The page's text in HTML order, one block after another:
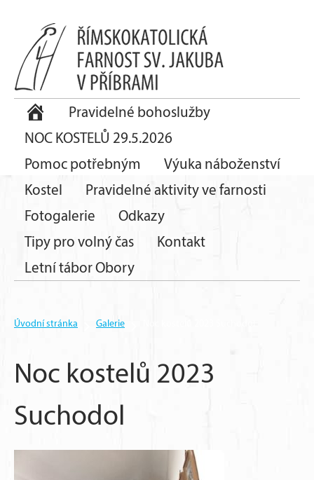
Pravidelné bohoslužby
NOC KOSTELŮ 29.5.2026
Pomoc potřebným
Výuka náboženství
Kostel
Pravidelné aktivity ve farnosti
Fotogalerie
Odkazy
Tipy pro volný čas
Kontakt
Letní tábor Obory
Úvodní stránka Galerie
Noc kostelů 2023
Suchodol